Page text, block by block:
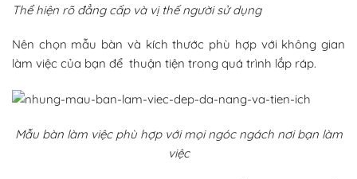
Thể hiện rõ đẳng cấp và vị thế người sử dụng
Nên chọn mẫu bàn và kích thước phù hợp với không gian
làm việc của bạn để thuận tiện trong quá trình lắp ráp.
Mẫu bàn làm việc phù hợp với mọi ngóc ngách nơi bạn làm
việc